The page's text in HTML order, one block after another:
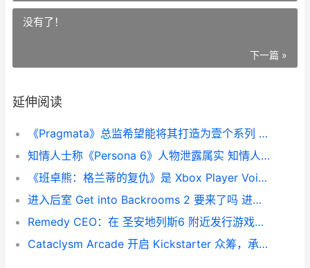
没有了！
下一篇 »
延伸阅读
《Pragmata》总监希望能将其打造为壹个系列 momenta 总监
知情人士称《Persona 6》人物泄露属实 知情人士是谁
《班卓熊：格兰蒂的复仇》是 Xbox Player Voice 上玩家呼声顶尖的游戏系列 班卓酒吧近期演出
进入后室 Get into Backrooms 2 要来了吗 进入后室还能出来吗
Remedy CEO：在 圣安地列斯6 附近发行游戏是件好事
Cataclysm Arcade 开启 Kickstarter 众筹，承诺玩家的胜利将决定这款 TCG 的经历走给